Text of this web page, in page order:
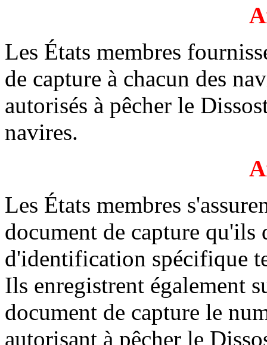
Les États membres
de capture à chacun des
autorisés à pêcher le
navires.
Les États membres
document de capture
d'identification spécifique
Ils enregistrent également
document de capture le
autorisant à pêcher le